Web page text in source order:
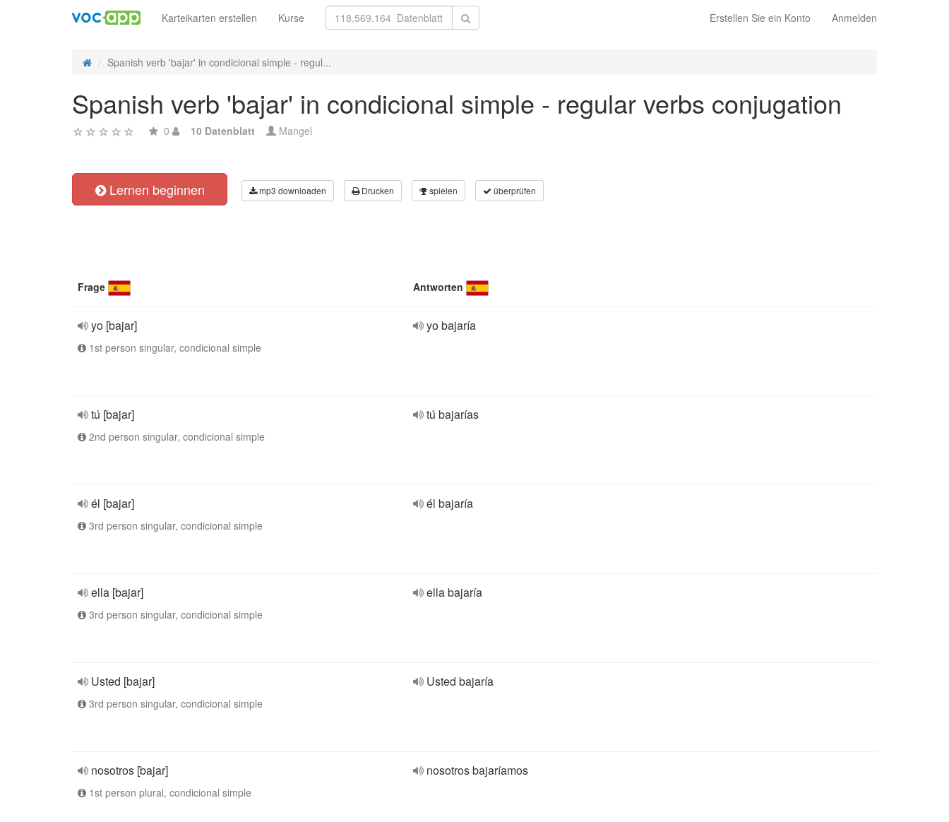
Erstellen Sie ein Konto Anmelden
Karteikarten erstellen Kurse
Spanish verb 'bajar' in condicional simple - regul...
Spanish verb 'bajar' in condicional simple - regular verbs conjugation
0 10 Datenblatt Mangel
Lernen beginnen mp3 downloaden Drucken spielen überprüfen
Frage Antworten
yo [bajar]
1st person singular, condicional simple
yo bajaría
tú [bajar]
2nd person singular, condicional simple
tú bajarías
él [bajar]
3rd person singular, condicional simple
él bajaría
ella [bajar]
3rd person singular, condicional simple
ella bajaría
Usted [bajar]
3rd person singular, condicional simple
Usted bajaría
nosotros [bajar]
1st person plural, condicional simple
nosotros bajaríamos